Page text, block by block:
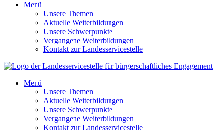
Menü
Unsere Themen
Aktuelle Weiterbildungen
Unsere Schwerpunkte
Vergangene Weiterbildungen
Kontakt zur Landesservicestelle
Menü
Unsere Themen
Aktuelle Weiterbildungen
Unsere Schwerpunkte
Vergangene Weiterbildungen
Kontakt zur Landesservicestelle